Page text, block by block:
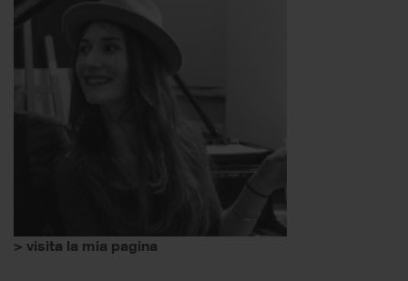
> visita la mia pagina